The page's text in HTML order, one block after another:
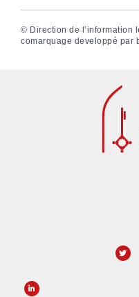
© Direction de l’information
comarquage developpé par